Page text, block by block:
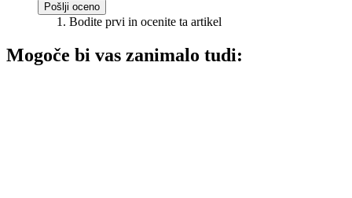
Pošlji oceno
Bodite prvi in ocenite ta artikel
Mogoče bi vas zanimalo tudi: